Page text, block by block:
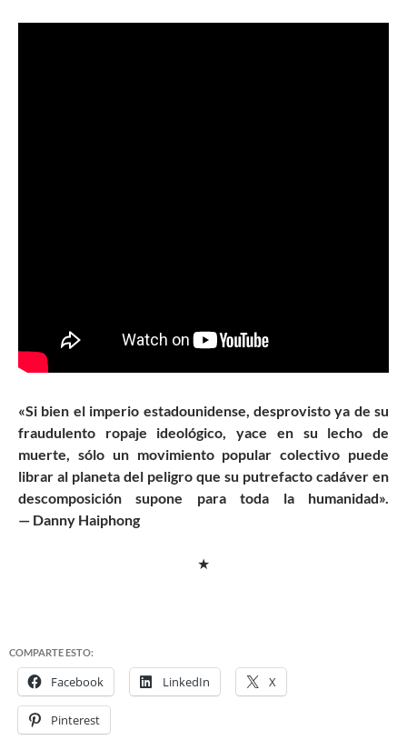
«Si bien el imperio estadounidense, desprovisto ya de su
fraudulento ropaje ideológico, yace en su lecho de
muerte, sólo un movimiento popular colectivo puede
librar al planeta del peligro que su putrefacto cadáver en
descomposición supone para toda la humanidad».
— Danny Haiphong
★
COMPARTE ESTO:
Facebook LinkedIn X
Pinterest